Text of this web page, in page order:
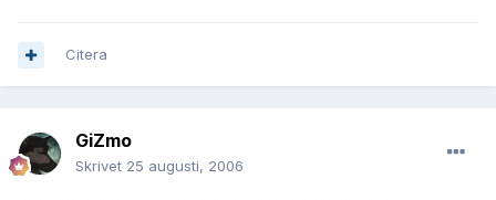
Citera
GiZmo
Skrivet 25 augusti, 2006